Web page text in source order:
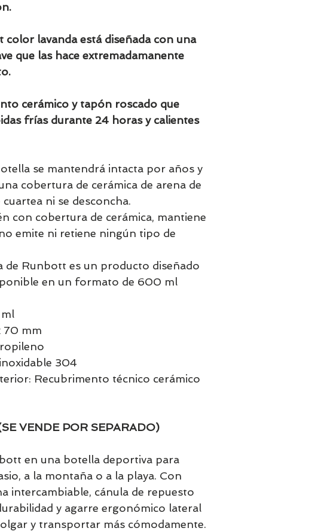
color lavanda está diseñada con una
que las hace extremadamanente
cerámico y tapón roscado que
frías durante 24 horas y calientes
se mantendrá intacta por años y
cobertura de cerámica de arena de
ni se desconcha.
con cobertura de cerámica, mantiene
emite ni retiene ningún tipo de
de Runbott es un producto diseñado
en un formato de 600 ml
70 mm
304
Recubrimento técnico cerámico
VENDE POR SEPARADO)
en una botella deportiva para
a la montaña o a la playa. Con
intercambiable, cánula de repuesto
y agarre ergonómico lateral
y transportar más cómodamente.